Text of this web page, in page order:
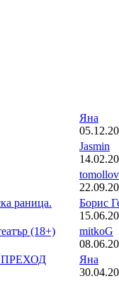
Яна
Jasmin
tomollov
раница.
Борис
(18+)
mitkoG
Яна